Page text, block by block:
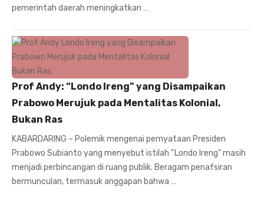
pemerintah daerah meningkatkan …
Prof Andy: “Londo Ireng” yang Disampaikan
Prabowo Merujuk pada Mentalitas Kolonial,
Bukan Ras
KABARDARING – Polemik mengenai pernyataan Presiden
Prabowo Subianto yang menyebut istilah “Londo Ireng” masih
menjadi perbincangan di ruang publik. Beragam penafsiran
bermunculan, termasuk anggapan bahwa …